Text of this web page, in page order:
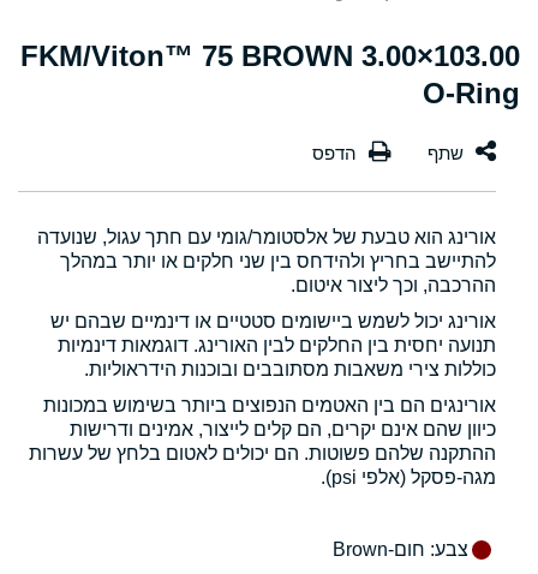
103.00×3.00 FKM/Viton™ 75 BROWN
O-Ring
אורינג הוא טבעת של אלסטומר/גומי עם חתך עגול, שנועדה
להתיישב בחריץ ולהידחס בין שני חלקים או יותר במהלך
ההרכבה, וכך ליצור איטום.
אורינג יכול לשמש ביישומים סטטיים או דינמיים שבהם יש
תנועה יחסית בין החלקים לבין האורינג. דוגמאות דינמיות
כוללות צירי משאבות מסתובבים ובוכנות הידראוליות.
אורינגים הם בין האטמים הנפוצים ביותר בשימוש במכונות
כיוון שהם אינם יקרים, הם קלים לייצור, אמינים ודרישות
ההתקנה שלהם פשוטות. הם יכולים לאטום בלחץ של עשרות
מגה-פסקל (אלפי psi).
צבע: חום-Brown